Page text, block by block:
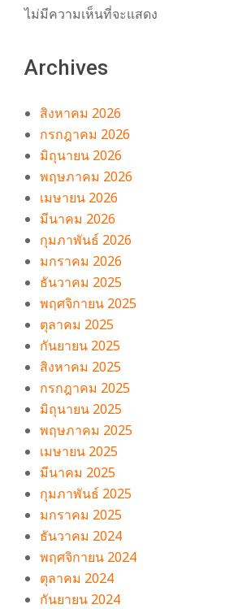
ไม่มีความเห็นที่จะแสดง
Archives
สิงหาคม 2026
กรกฎาคม 2026
มิถุนายน 2026
พฤษภาคม 2026
เมษายน 2026
มีนาคม 2026
กุมภาพันธ์ 2026
มกราคม 2026
ธันวาคม 2025
พฤศจิกายน 2025
ตุลาคม 2025
กันยายน 2025
สิงหาคม 2025
กรกฎาคม 2025
มิถุนายน 2025
พฤษภาคม 2025
เมษายน 2025
มีนาคม 2025
กุมภาพันธ์ 2025
มกราคม 2025
ธันวาคม 2024
พฤศจิกายน 2024
ตุลาคม 2024
กันยายน 2024